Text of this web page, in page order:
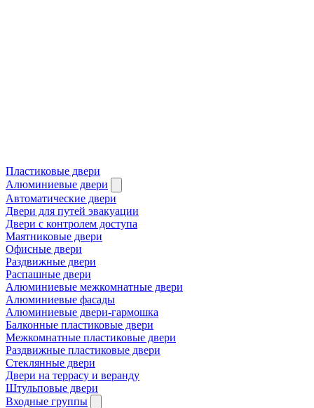
Пластиковые двери
Алюминиевые двери
Автоматические двери
Двери для путей эвакуации
Двери с контролем доступа
Маятниковые двери
Офисные двери
Раздвижные двери
Распашные двери
Алюминиевые межкомнатные двери
Алюминиевые фасады
Алюминиевые двери-гармошка
Балконные пластиковые двери
Межкомнатные пластиковые двери
Раздвижные пластиковые двери
Стеклянные двери
Двери на террасу и веранду
Штульповые двери
Входные группы